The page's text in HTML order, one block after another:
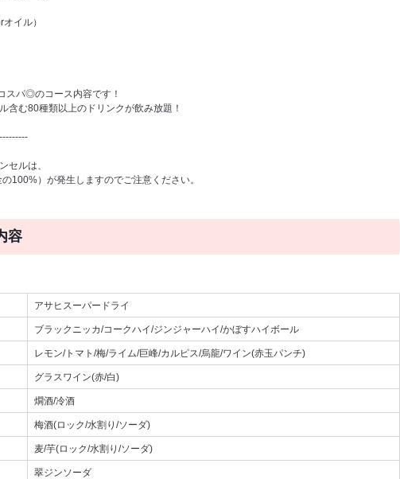
イル）
スパ◎のコース内容です！
含む80種類以上のドリンクが飲み放題！
セルは、
100%）が発生しますのでご注意ください。
容
アサヒスーパードライ
ブラックニッカ/コークハイ/ジンジャーハイ/かぼすハイボール
レモン/トマト/梅/ライム/巨峰/カルピス/烏龍/ワイン(赤玉パンチ)
グラスワイン(赤/白)
燗酒/冷酒
梅酒(ロック/水割り/ソーダ)
麦/芋(ロック/水割り/ソーダ)
翠ジンソーダ